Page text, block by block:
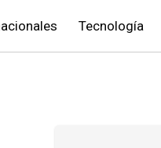
Tecnología